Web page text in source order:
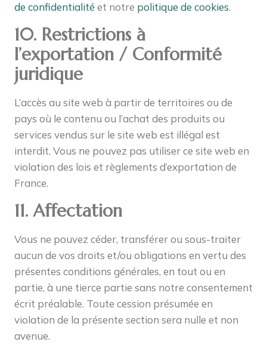
de confidentialité et notre politique de cookies.
10. Restrictions à
l’exportation / Conformité
juridique
L’accès au site web à partir de territoires ou de
pays où le contenu ou l’achat des produits ou
services vendus sur le site web est illégal est
interdit. Vous ne pouvez pas utiliser ce site web en
violation des lois et règlements d’exportation de
France.
11. Affectation
Vous ne pouvez céder, transférer ou sous-traiter
aucun de vos droits et/ou obligations en vertu des
présentes conditions générales, en tout ou en
partie, à une tierce partie sans notre consentement
écrit préalable. Toute cession présumée en
violation de la présente section sera nulle et non
avenue.